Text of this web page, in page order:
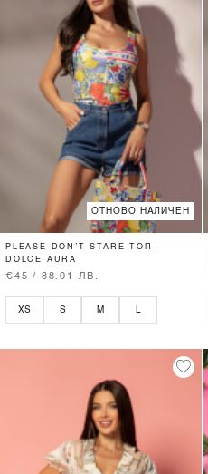
ОТНОВО НАЛИЧЕН
PLEASE DON’T STARE ТОП -
DOLCE AURA
€45 / 88.01 ЛВ.
XS S M